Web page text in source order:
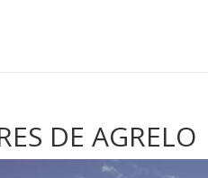
DE AGRELO